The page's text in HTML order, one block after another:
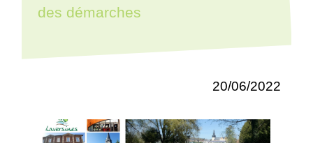
des démarches
20/06/2022